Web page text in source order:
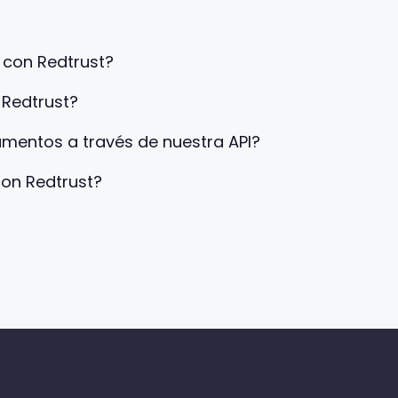
Redtrust?
a través de nuestra API?
Redtrust?